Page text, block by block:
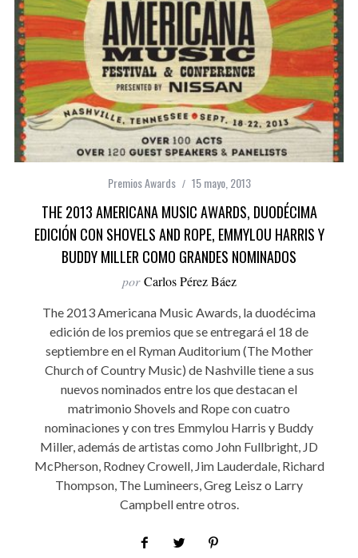
Premios Awards 15 mayo, 2013
THE 2013 AMERICANA MUSIC AWARDS, DUODÉCIMA
EDICIÓN CON SHOVELS AND ROPE, EMMYLOU HARRIS Y
BUDDY MILLER COMO GRANDES NOMINADOS
por Carlos Pérez Báez
The 2013 Americana Music Awards, la duodécima
edición de los premios que se entregará el 18 de
septiembre en el Ryman Auditorium (The Mother
Church of Country Music) de Nashville tiene a sus
nuevos nominados entre los que destacan el
matrimonio Shovels and Rope con cuatro
nominaciones y con tres Emmylou Harris y Buddy
Miller, además de artistas como John Fullbright, JD
McPherson, Rodney Crowell, Jim Lauderdale, Richard
Thompson, The Lumineers, Greg Leisz o Larry
Campbell entre otros.